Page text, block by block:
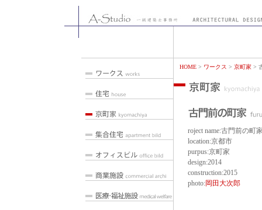
HOME > ワークス > 京町家 >
roject name:古門前の町
location:京都市
purpus:京町家
design:2014
construction:2015
photo:岡田大次郎